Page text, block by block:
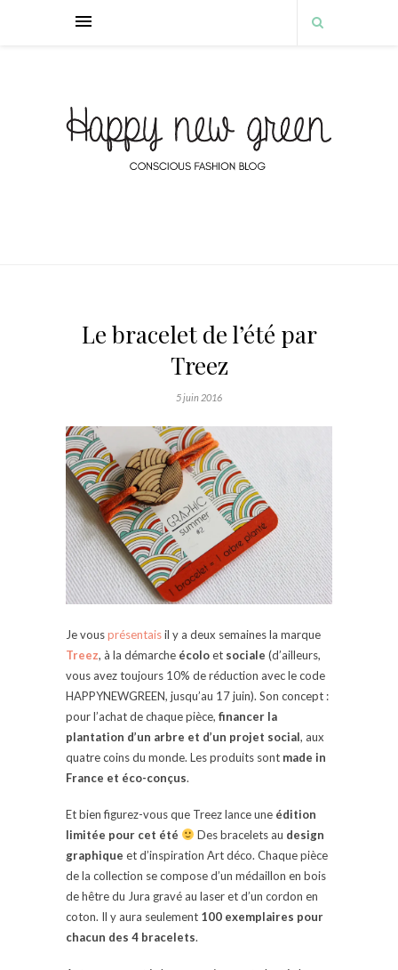
Le bracelet de l’été par
Treez
5 juin 2016
Je vousprésentaisil y a deux semaines la marque
Treez, à la démarche écoloet sociale (d’ailleurs,
vous avez toujours 10% de réduction avec le code
HAPPYNEWGREEN, jusqu’au 17 juin). Son concept :
pour l’achat de chaque pièce, financer la
plantation d’un arbre et d’un projet social, aux
quatre coins du monde. Les produits sont made in
France et éco-conçus.
Et bien figurez-vous que Treez lance une édition
limitée pour cet été
Des bracelets au design
graphique et d’inspiration Art déco. Chaque pièce
de la collection se compose d’un médaillon en bois
de hêtre du Jura gravé au laser et d’un cordon en
coton. Il y aura seulement 100 exemplaires pour
chacun des 4 bracelets.